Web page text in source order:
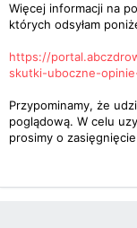
Więcej informacji na
których odsyłam
https://
skutki-uboczne-
Przypominamy, że
poglądową. W celu
prosimy o